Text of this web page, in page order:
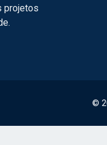
projetos
©